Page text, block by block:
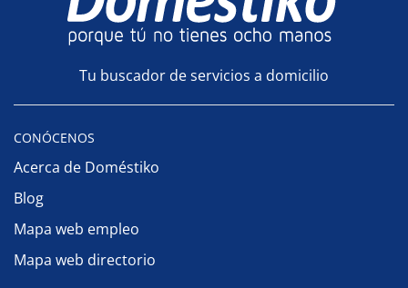
Tu buscador de servicios a domicilio
CONÓCENOS
Acerca de Doméstiko
Blog
Mapa web empleo
Mapa web directorio